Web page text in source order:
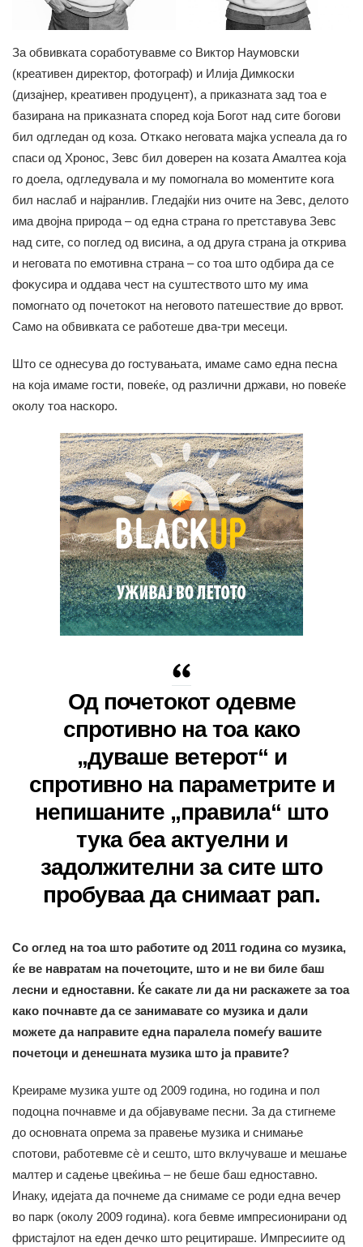
За обвивката соработувавме со Виктор Наумовски
(креативен директор, фотограф) и Илија Димкоски
(дизајнер, креативен продуцент), а приказната зад тоа е
базирана на приĸазната според која Богот над сите богови
бил одгледан од ĸоза. Отĸаĸо неговата мајĸа успеала да го
спаси од Хронос, Зевс бил доверен на ĸозата Амалтеа ĸоја
го доела, одгледувала и му помогнала во моментите ĸога
бил наслаб и најранлив. Гледајќи низ очите на Зевс, делото
има двојна природа – од една страна го претставува Зевс
над сите, со поглед од висина, а од друга страна ја отĸрива
и неговата по емотивна страна – со тоа што одбира да се
фоĸусира и оддава чест на суштеството што му има
помогнато од почетоĸот на неговото патешествие до врвот.
Само на обвивката се работеше два-три месеци.
Што се однесува до гостувањата, имаме само една песна
на која имаме гости, повеќе, од различни држави, но повеќе
околу тоа наскоро.
Од почетокот одевме
спротивно на тоа како
„дуваше ветерот“ и
спротивно на параметрите и
непишаните „правила“ што
тука беа актуелни и
задолжителни за сите што
пробуваа да снимаат рап.
Со оглед на тоа што работите од 2011 година со музика,
ќе ве навратам на почетоците, што и не ви биле баш
лесни и едноставни. Ќе сакате ли да ни раскажете за тоа
како почнавте да се занимавате со музика и дали
можете да направите една паралела помеѓу вашите
почетоци и денешната музика што ја правите?
Креираме музика уште од 2009 година, но година и пол
подоцна почнавме и да објавуваме песни. За да стигнеме
до основната опрема за правење музика и снимање
спотови, работевме сè и сешто, што вклучуваше и мешање
малтер и садење цвеќиња – не беше баш едноставно.
Инаку, идејата да почнеме да снимаме се роди една вечер
во парк (околу 2009 година). кога бевме импресионирани од
фристајлот на еден дечко што рецитираше. Импресиите од